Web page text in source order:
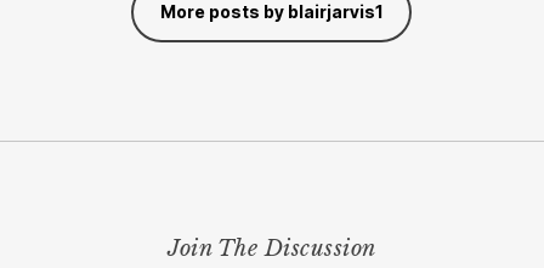
More posts by blairjarvis1
Join The Discussion